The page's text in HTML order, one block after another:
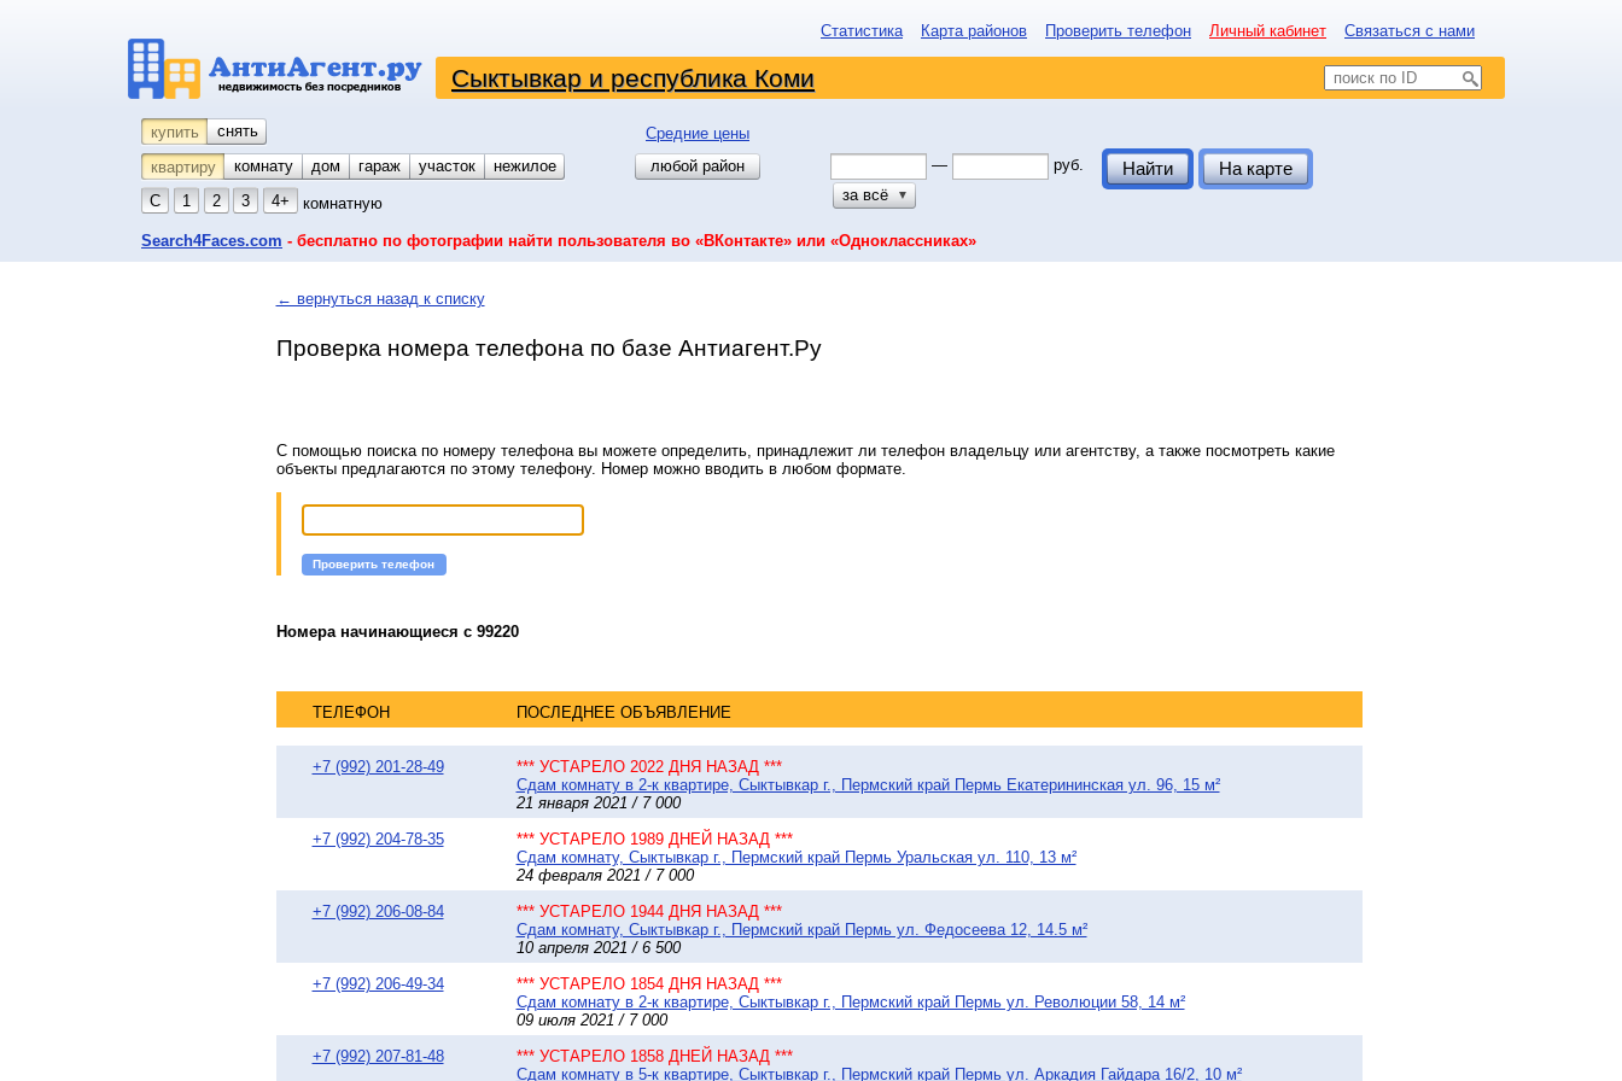
Статистика Карта районов Проверить телефон Личный кабинет Связаться с нами
Сыктывкар и республика Коми
купить снять
Средние цены
квартиру
комнату койко-место
дом гараж участок
нежилое
С
1 2 3 4+ комнатную
любой район —
руб.
за всё
▼
Найти На карте
Search4Faces.com - бесплатно по фотографии найти пользователя во «ВКонтакте» или «Одноклассниках»
← вернуться назад к списку
Проверка номера телефона по базе Антиагент.Ру
С помощью поиска по номеру телефона вы можете определить, принадлежит ли телефон владельцу или агентству, а также посмотреть какие
объекты предлагаются по этому телефону. Номер можно вводить в любом формате.
Проверить телефон
Номера начинающиеся с 99220
ТЕЛЕФОН ПОСЛЕДНЕЕ ОБЪЯВЛЕНИЕ
+7 (992) 201-28-49
*** УСТАРЕЛО 2022 ДНЯ НАЗАД ***
Сдам комнату в 2-к квартире, Сыктывкар г., Пермский край Пермь Екатерининская ул. 96, 15 м²
21 января 2021 / 7 000
+7 (992) 204-78-35
*** УСТАРЕЛО 1989 ДНЕЙ НАЗАД ***
Сдам комнату, Сыктывкар г., Пермский край Пермь Уральская ул. 110, 13 м²
24 февраля 2021 / 7 000
+7 (992) 206-08-84
*** УСТАРЕЛО 1944 ДНЯ НАЗАД ***
Сдам комнату, Сыктывкар г., Пермский край Пермь ул. Федосеева 12, 14.5 м²
10 апреля 2021 / 6 500
+7 (992) 206-49-34
*** УСТАРЕЛО 1854 ДНЯ НАЗАД ***
Сдам комнату в 2-к квартире, Сыктывкар г., Пермский край Пермь ул. Революции 58, 14 м²
09 июля 2021 / 7 000
+7 (992) 207-81-48
*** УСТАРЕЛО 1858 ДНЕЙ НАЗАД ***
Сдам комнату в 5-к квартире, Сыктывкар г., Пермский край Пермь ул. Аркадия Гайдара 16/2, 10 м²